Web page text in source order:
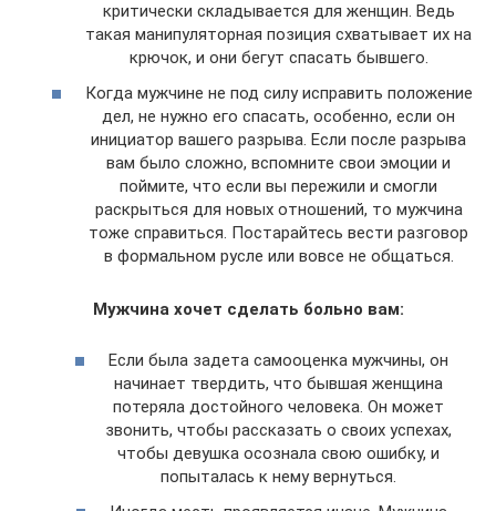
критически складывается для женщин. Ведь
такая манипуляторная позиция схватывает их на
крючок, и они бегут спасать бывшего.
Когда мужчине не под силу исправить положение
дел, не нужно его спасать, особенно, если он
инициатор вашего разрыва. Если после разрыва
вам было сложно, вспомните свои эмоции и
поймите, что если вы пережили и смогли
раскрыться для новых отношений, то мужчина
тоже справиться. Постарайтесь вести разговор
в формальном русле или вовсе не общаться.
Мужчина хочет сделать больно вам:
Если была задета самооценка мужчины, он
начинает твердить, что бывшая женщина
потеряла достойного человека. Он может
звонить, чтобы рассказать о своих успехах,
чтобы девушка осознала свою ошибку, и
попыталась к нему вернуться.